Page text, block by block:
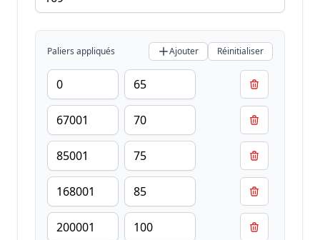
Paliers appliqués Ajouter Réinitialiser